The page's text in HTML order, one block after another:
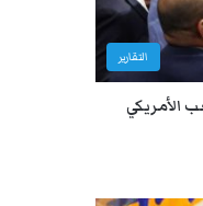
التقارير
الأمريكي